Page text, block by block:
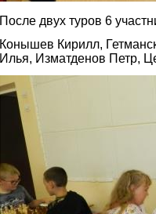
После двух туров 6
Конышев Кирилл,
Илья, Изматденов Петр,